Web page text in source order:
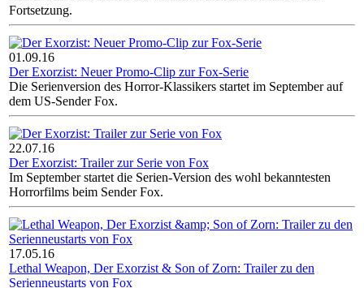
Fortsetzung.
01.09.16
Der Exorzist: Neuer Promo-Clip zur Fox-Serie
Die Serienversion des Horror-Klassikers startet im September auf
dem US-Sender Fox.
22.07.16
Der Exorzist: Trailer zur Serie von Fox
Im September startet die Serien-Version des wohl bekanntesten
Horrorfilms beim Sender Fox.
17.05.16
Lethal Weapon, Der Exorzist & Son of Zorn: Trailer zu den
Serienneustarts von Fox